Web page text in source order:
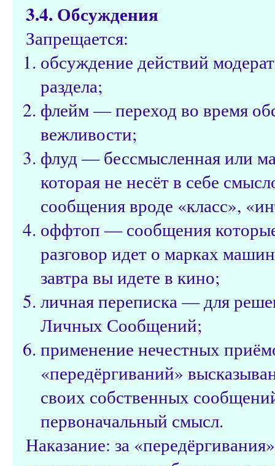
3.4. Обсуждения
Запрещается:
обсуждение действий
раздела;
флейм — переход во время
вежливости;
флуд — бессмысленная или
которая не несёт в себе
сообщения вроде «класс»,
оффтоп — сообщения которые
разговор идет о марках
завтра вы идете в кино;
личная переписка — для
Личных Сообщений;
применение нечестных
«передёргиваний»
своих собственных
первоначальный смысл.
Наказание: за